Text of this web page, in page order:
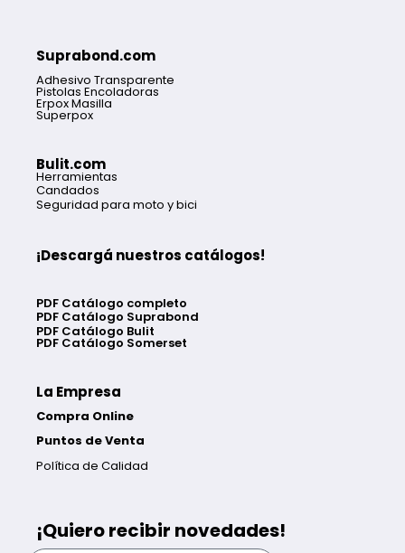
Suprabond.com
Adhesivo Transparente
Pistolas Encoladoras
Erpox Masilla
Superpox
Bulit.com
Herramientas
Candados
Seguridad para moto y bici
¡Descargá nuestros catálogos!
PDF Catálogo completo
PDF Catálogo Suprabond
PDF Catálogo Bulit
PDF Catálogo Somerset
La Empresa
Compra Online
Puntos de Venta
Política de Calidad
¡Quiero recibir novedades!